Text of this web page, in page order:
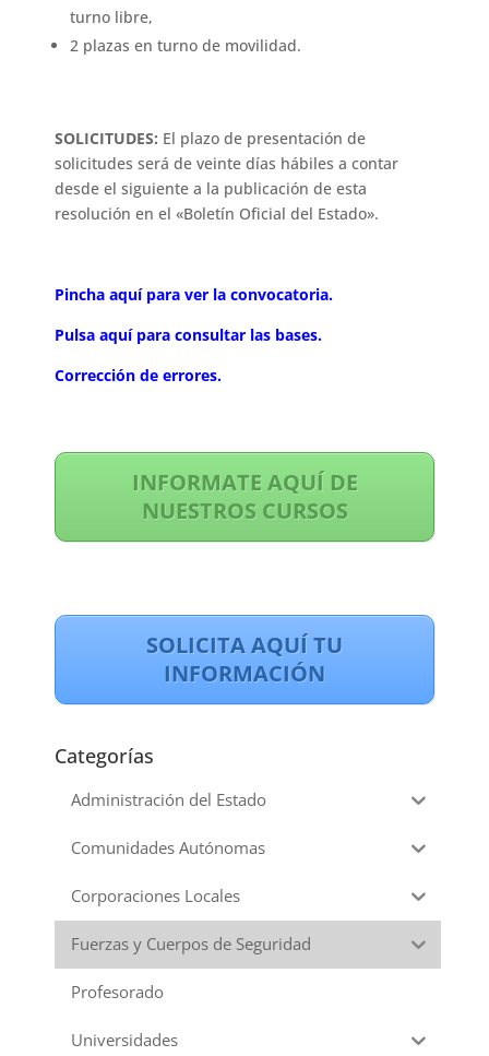
turno libre,
2 plazas en turno de movilidad.
SOLICITUDES: El plazo de presentación de
solicitudes será de veinte días hábiles a contar
desde el siguiente a la publicación de esta
resolución en el «Boletín Oficial del Estado».
Pincha aquí para ver la convocatoria.
Pulsa aquí para consultar las bases.
Corrección de errores.
INFORMATE AQUÍ DE
NUESTROS CURSOS
SOLICITA AQUÍ TU
INFORMACIÓN
Categorías
Administración del Estado
Comunidades Autónomas
Corporaciones Locales
Fuerzas y Cuerpos de Seguridad
Profesorado
Universidades